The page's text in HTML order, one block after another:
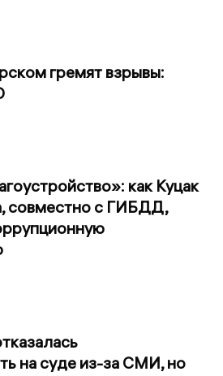
гремят взрывы:
как Куцак
совместно с ГИБДД,
на суде из-за СМИ, но